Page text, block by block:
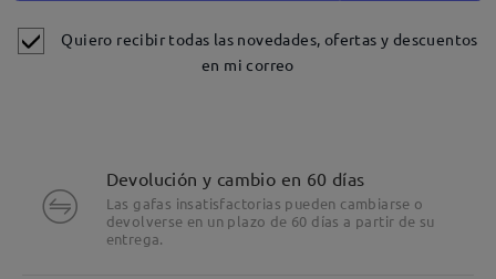
Quiero recibir todas las novedades, ofertas y descuentos
en mi correo
Devolución y cambio en 60 días
Las gafas insatisfactorias pueden cambiarse o
devolverse en un plazo de 60 días a partir de su
entrega.